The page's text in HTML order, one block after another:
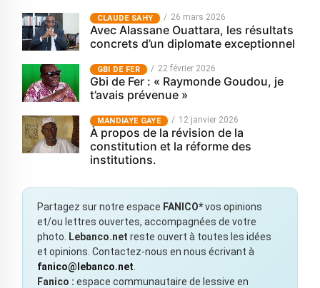
CLAUDE SAHY 26 mars 2026
Avec Alassane Ouattara, les résultats
concrets d’un diplomate exceptionnel
GBI DE FER 22 février 2026
Gbi de Fer : « Raymonde Goudou, je
t’avais prévenue »
MANDIAYE GAYE 12 janvier 2026
À propos de la révision de la
constitution et la réforme des
institutions.
Partagez sur notre espace FANICO*vos opinions
et/ou lettres ouvertes, accompagnées de votre
photo.
Lebanco.net reste ouvert à toutes les idées
et opinions. Contactez-nous en nous écrivant à
fanico@lebanco.net
Fanico : espace communautaire de lessive en